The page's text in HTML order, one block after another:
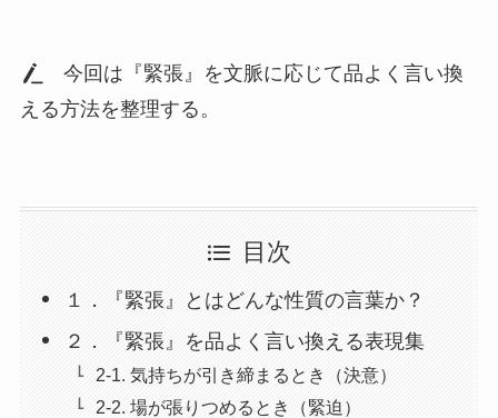
今回は『緊張』を文脈に応じて品よく言い換
える方法を整理する。
目次
１．『緊張』とはどんな性質の言葉か？
２．『緊張』を品よく言い換える表現集
2-1. 気持ちが引き締まるとき（決意）
2-2. 場が張りつめるとき（緊迫）